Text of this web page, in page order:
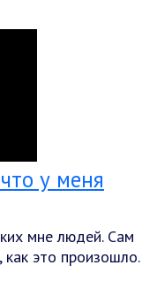
у меня
мне людей. Сам
как это произошло.